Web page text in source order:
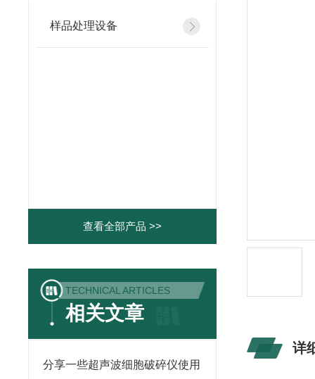
样品处理设备
查看全部产品 >>
TECHNICAL ARTICLES
相关文章
分享一些超声波细胞破碎仪使用
详